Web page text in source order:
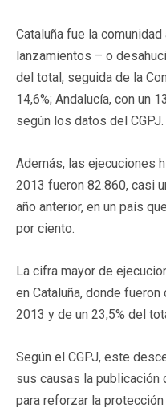
Cataluña fue la
lanzamientos – o
del total, seguida de la
14,6%; Andalucía, con un
según los datos del CGPJ.
Además, las ejecuciones
2013 fueron 82.860, casi
año anterior, en un país
por ciento.
La cifra mayor de
en Cataluña, donde
2013 y de un 23,5% del
Según el CGPJ, este
sus causas la
para reforzar la